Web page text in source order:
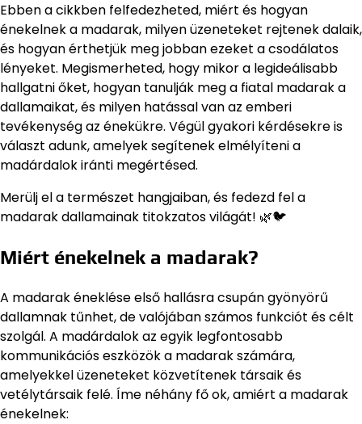
Ebben a cikkben felfedezheted, miért és hogyan
énekelnek a madarak, milyen üzeneteket rejtenek dalaik,
és hogyan érthetjük meg jobban ezeket a csodálatos
lényeket. Megismerheted, hogy mikor a legideálisabb
hallgatni őket, hogyan tanulják meg a fiatal madarak a
dallamaikat, és milyen hatással van az emberi
tevékenység az énekükre. Végül gyakori kérdésekre is
választ adunk, amelyek segítenek elmélyíteni a
madárdalok iránti megértésed.
Merülj el a természet hangjaiban, és fedezd fel a
madarak dallamainak titokzatos világát! 🌿🐦
Miért énekelnek a madarak?
A madarak éneklése első hallásra csupán gyönyörű
dallamnak tűnhet, de valójában számos funkciót és célt
szolgál. A madárdalok az egyik legfontosabb
kommunikációs eszközök a madarak számára,
amelyekkel üzeneteket közvetítenek társaik és
vetélytársaik felé. Íme néhány fő ok, amiért a madarak
énekelnek: